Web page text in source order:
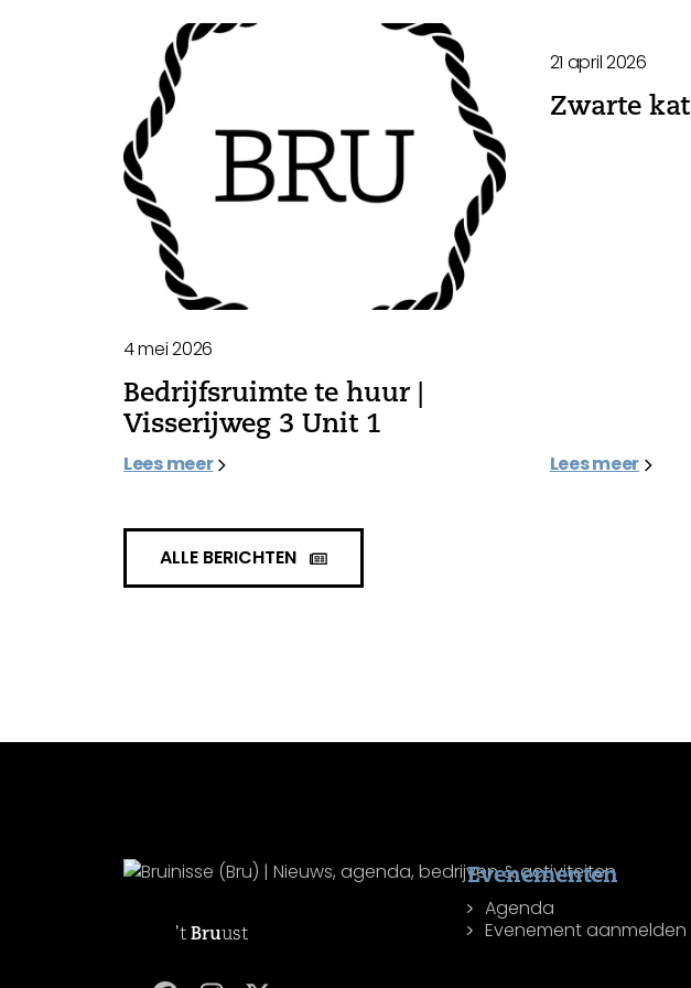
4 mei 2026
Bedrijfsruimte te huur |
Visserijweg 3 Unit 1
Lees meer
21 april 2026
Zwarte
Lees meer
ALLE BERICHTEN
't Bruust
Evenementen
Agenda
Evenement aanmelden